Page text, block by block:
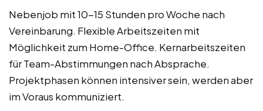
Nebenjob mit 10-15 Stunden pro Woche nach
Vereinbarung. Flexible Arbeitszeiten mit
Möglichkeit zum Home-Office. Kernarbeitszeiten
für Team-Abstimmungen nach Absprache.
Projektphasen können intensiver sein, werden aber
im Voraus kommuniziert.